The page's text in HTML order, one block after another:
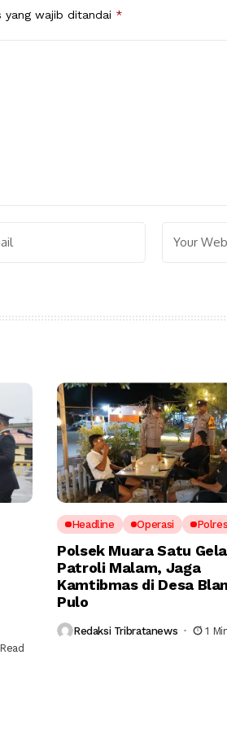
yang wajib ditandai *
Headline Operasi Polres
Polsek Muara Satu
Patroli Malam, Jaga
Kamtibmas di Desa
Pulo
Redaksi Tribratanews 1